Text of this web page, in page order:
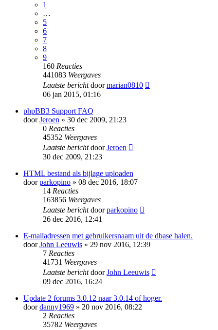
1
…
5
6
7
8
9
160 Reacties
441083 Weergaves
Laatste berichtdoormarian0810
06 jan 2015, 01:16
phpBB3 Support FAQ
doorJeroen » 30 dec 2009, 21:23
0 Reacties
45352 Weergaves
Laatste berichtdoorJeroen
30 dec 2009, 21:23
HTML bestand als bijlage uploaden
doorparkopino » 08 dec 2016, 18:07
14 Reacties
163856 Weergaves
Laatste berichtdoorparkopino
26 dec 2016, 12:41
E-mailadressen met gebruikersnaam uit de dbase halen.
doorJohn Leeuwis » 29 nov 2016, 12:39
7 Reacties
41731 Weergaves
Laatste berichtdoorJohn Leeuwis
09 dec 2016, 16:24
Update 2 forums 3.0.12 naar 3.0.14 of hoger.
doordanny1969 » 20 nov 2016, 08:22
2 Reacties
35782 Weergaves